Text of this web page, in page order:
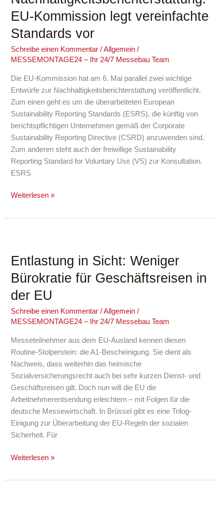
EU-Kommission legt vereinfachte
Standards vor
Schreibe einen Kommentar /Allgemein /
MESSEMONTAGE24 – Ihr 24/7 Messebau Team
Die EU-Kommission hat am 6. Mai parallel zwei wichtige
Entwürfe zur Nachhaltigkeitsberichterstattung veröffentlicht.
Zum einen geht es um die überarbeiteten European
Sustainability Reporting Standards (ESRS), die künftig von
berichtspflichtigen Unternehmen gemäß der Corporate
Sustainability Reporting Directive (CSRD) anzuwenden sind.
Zum anderen steht auch der freiwillige Sustainability
Reporting Standard for Voluntary Use (VS) zur Konsultation.
ESRS
vereinfachte
Standards
Weiterlesen »
Entlastung in Sicht: Weniger
Bürokratie für Geschäftsreisen in
der EU
Schreibe einen Kommentar /Allgemein /
MESSEMONTAGE24 – Ihr 24/7 Messebau Team
Messeteilnehmer aus dem EU-Ausland kennen diesen
Routine-Stolperstein: die A1-Bescheinigung. Sie dient als
Nachweis, dass weiterhin das heimische
Sozialversicherungsrecht auch bei sehr kurzen Dienst- und
Geschäftsreisen gilt. Doch nun will die EU die
Arbeitnehmerentsendung erleichtern – mit Folgen für die
deutsche Messewirtschaft. In Brüssel gibt es eine Trilog-
Einigung zur Überarbeitung der EU‑Regeln der sozialen
Sicherheit. Für
Sicht:
Bürokratie
für
in
EU
Weiterlesen »